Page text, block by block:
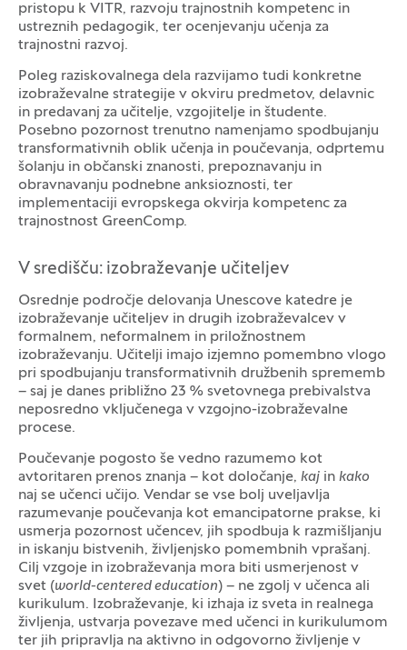
pristopu k VITR, razvoju trajnostnih kompetenc in
ustreznih pedagogik, ter ocenjevanju učenja za
trajnostni razvoj.
Poleg raziskovalnega dela razvijamo tudi konkretne
izobraževalne strategije v okviru predmetov, delavnic
in predavanj za učitelje, vzgojitelje in študente.
Posebno pozornost trenutno namenjamo spodbujanju
transformativnih oblik učenja in poučevanja, odprtemu
šolanju in občanski znanosti, prepoznavanju in
obravnavanju podnebne anksioznosti, ter
implementaciji evropskega okvirja kompetenc za
trajnostnost GreenComp.
V središču: izobraževanje učiteljev
Osrednje področje delovanja Unescove katedre je
izobraževanje učiteljev in drugih izobraževalcev v
formalnem, neformalnem in priložnostnem
izobraževanju. Učitelji imajo izjemno pomembno vlogo
pri spodbujanju transformativnih družbenih sprememb
– saj je danes približno 23 % svetovnega prebivalstva
neposredno vključenega v vzgojno-izobraževalne
procese.
Poučevanje pogosto še vedno razumemo kot
avtoritaren prenos znanja – kot določanje, kaj in kako
naj se učenci učijo. Vendar se vse bolj uveljavlja
razumevanje poučevanja kot emancipatorne prakse, ki
usmerja pozornost učencev, jih spodbuja k razmišljanju
in iskanju bistvenih, življenjsko pomembnih vprašanj.
Cilj vzgoje in izobraževanja mora biti usmerjenost v
svet (world-centered education) – ne zgolj v učenca ali
kurikulum. Izobraževanje, ki izhaja iz sveta in realnega
življenja, ustvarja povezave med učenci in kurikulumom
ter jih pripravlja na aktivno in odgovorno življenje v